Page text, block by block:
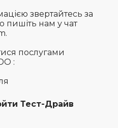
звертайтесь за
пишіть нам у чат
послугами
:
Тест-Драйв